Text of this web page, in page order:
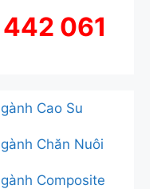
061
Cao Su
Chăn Nuôi
Composite